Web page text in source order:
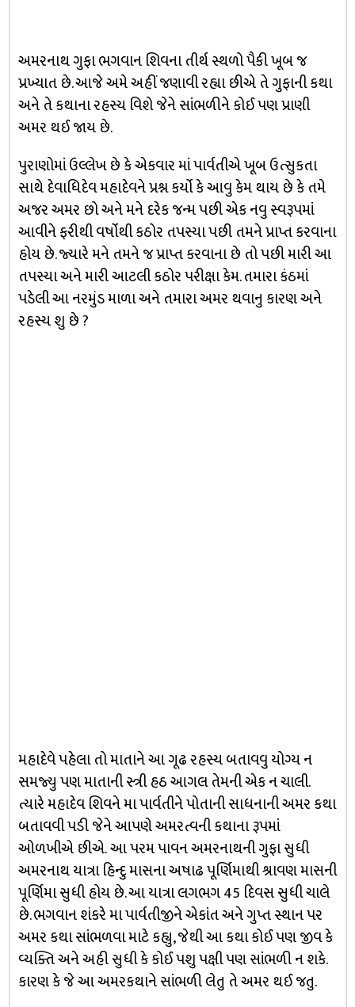
અમરનાથ ગુફા ભગવાન શિવના તીર્થ સ્થળો પૈકી ખૂબ જ
પ્રખ્યાત છે. આજે અમે અહીં જણાવી રહ્યા છીએ તે ગુફાની કથા
અને તે કથાના રહસ્ય વિશે જેને સાંભળીને કોઈ પણ પ્રાણી
અમર થઈ જાય છે.
પુરાણોમાં ઉલ્લેખ છે કે એકવાર માં પાર્વતીએ ખૂબ ઉત્સુકતા
સાથે દેવાધિદેવ મહાદેવને પ્રશ્ન કર્યો કે આવુ કેમ થાય છે કે તમે
અજર અમર છો અને મને દરેક જન્મ પછી એક નવુ સ્વરૂપમાં
આવીને ફરીથી વર્ષોથી કઠોર તપસ્યા પછી તમને પ્રાપ્ત કરવાના
હોય છે. જ્યારે મને તમને જ પ્રાપ્ત કરવાના છે તો પછી મારી આ
તપસ્યા અને મારી આટલી કઠોર પરીક્ષા કેમ. તમારા કંઠમાં
પડેલી આ નરમુંડ માળા અને તમારા અમર થવાનુ કારણ અને
રહસ્ય શુ છે ?
મહાદેવે પહેલા તો માતાને આ ગૂઢ રહસ્ય બતાવવુ યોગ્ય ન
સમજ્યુ પણ માતાની સ્ત્રી હઠ આગલ તેમની એક ન ચાલી.
ત્યારે મહાદેવ શિવને મા પાર્વતીને પોતાની સાધનાની અમર કથા
બતાવવી પડી જેને આપણે અમરત્વની કથાના રૂપમાં
ઓળખીએ છીએ. આ પરમ પાવન અમરનાથની ગુફા સુધી
અમરનાથ યાત્રા હિન્દુ માસના અષાઢ પૂર્ણિમાથી શ્રાવણ માસની
પૂર્ણિમા સુધી હોય છે. આ યાત્રા લગભગ 45 દિવસ સુધી ચાલે
છે. ભગવાન શંકરે મા પાર્વતીજીને એકાંત અને ગુપ્ત સ્થાન પર
અમર કથા સાંભળવા માટે કહ્યુ, જેથી આ કથા કોઈ પણ જીવ કે
વ્યક્તિ અને અહી સુધી કે કોઈ પશુ પક્ષી પણ સાંભળી ન શકે.
કારણ કે જે આ અમરકથાને સાંભળી લેતુ તે અમર થઈ જતુ.